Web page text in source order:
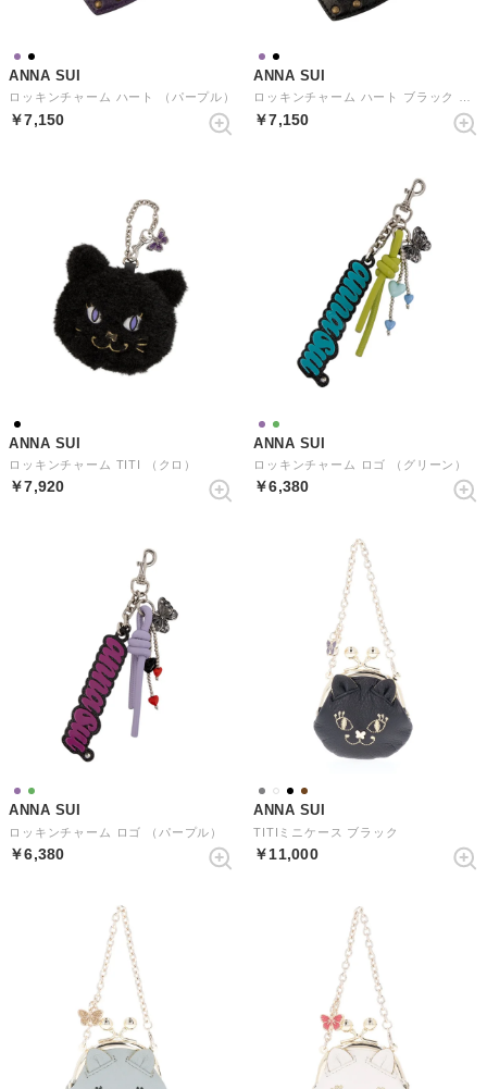
ANNA SUI
ロッキンチャーム ハート （パープル）
￥7,150
ANNA SUI
ロッキンチャーム ハート ブラック （クロ）
￥7,150
ANNA SUI
ロッキンチャーム TITI （クロ）
￥7,920
ANNA SUI
ロッキンチャーム ロゴ （グリーン）
￥6,380
ANNA SUI
ロッキンチャーム ロゴ （パープル）
￥6,380
ANNA SUI
TITIミニケース ブラック
￥11,000